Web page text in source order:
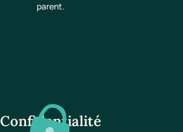
parent.
Confidentialité